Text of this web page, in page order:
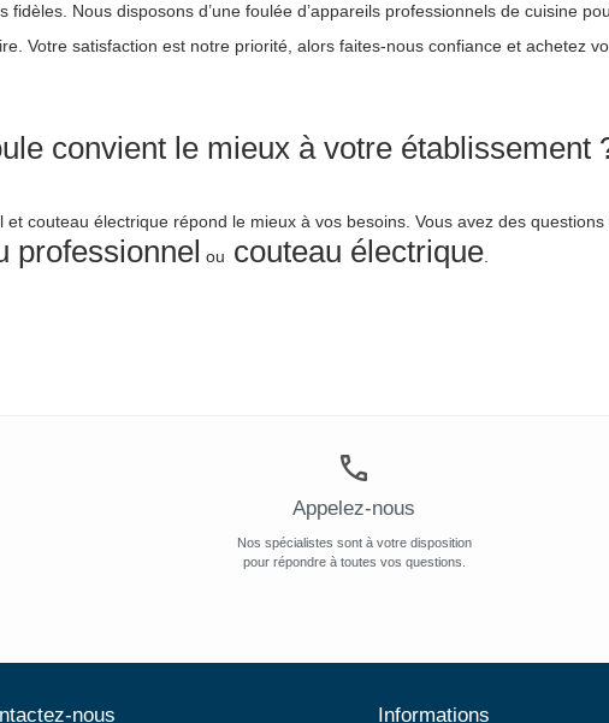
Nous disposons d’une foulée d’appareils professionnels de cuisine
Votre satisfaction est notre priorité, alors faites-nous confiance et achetez
convient le mieux à votre établissement
couteau électrique répond le mieux à vos besoins. Vous avez des
professionnel ou couteau électrique
Appelez-nous
Nos spécialistes sont à votre disposition
pour répondre à toutes vos questions.
nous Informations